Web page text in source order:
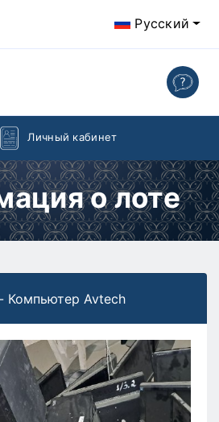
Русский
Личный кабинет
о лоте
Avtech